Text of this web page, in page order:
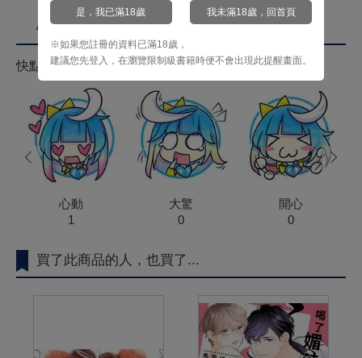
心情投票
快點來按心情投票拿菁點！
心動
1
大驚
0
開心
0
prev next
買了此商品的人，也買了...
是，我已滿18歲 我未滿18歲，回首頁
※如果您註冊的資料已滿18歲，
建議您先登入，在瀏覽限制級書籍時便不會出現此提醒畫面。